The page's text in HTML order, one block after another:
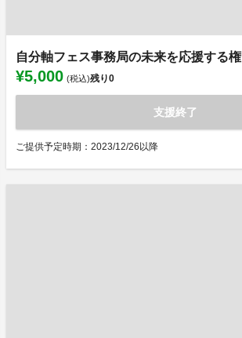
自分軸フェス事務局の未来を応援する権
¥5,000 (税込)残り0
支援終了
ご提供予定時期：2023/12/26以降